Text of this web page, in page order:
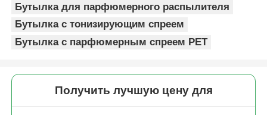
носовой спрейер
спрейер пуска
Бутылка для парфюмерного распылителя
Бутылка с тонизирующим спреем
Бутылка с парфюмерным спреем PET
Получить лучшую цену для